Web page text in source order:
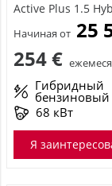
Active Plus 1.5
Начиная от 25
254 €
Гибридный
бензиновый
68 кВт
Я